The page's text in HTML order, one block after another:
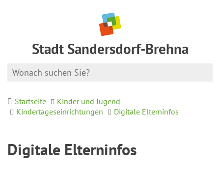
Stadt Sandersdorf-Brehna
Startseite
Kinder und Jugend
Kindertageseinrichtungen
Digitale Elterninfos
Digitale Elterninfos